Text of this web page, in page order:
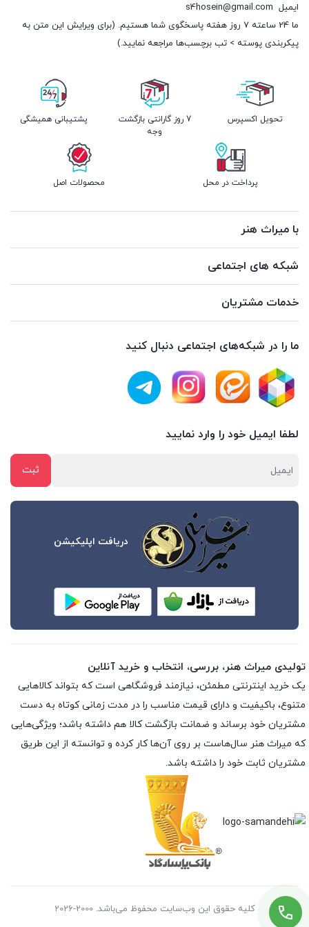
ایمیل s4hosein@gmail.com
ما 24 ساعته 7 روز هفته پاسخگوی شما هستیم. (برای ویرایش این متن به
پیکربندی پوسته > تب برچسب‌ها مراجعه نمایید.)
تحویل اکسپرس
7 روز گارانتی بازگشت
وجه
پشتیبانی همیشگی
پرداخت در محل محصولات اصل
با میراث هنر
شبکه های اجتماعی
خدمات مشتریان
ما را در شبکه‌های اجتماعی دنبال کنید
لطفا ایمیل خود را وارد نمایید
دریافت اپلیکیشن
تولیدی میراث هنر، بررسی، انتخاب و خرید آنلاین
یک خرید اینترنتی مطمئن، نیازمند فروشگاهی است که بتواند کالاهایی
متنوع، باکیفیت و دارای قیمت مناسب را در مدت زمانی کوتاه به دست
مشتریان خود برساند و ضمانت بازگشت کالا هم داشته باشد؛ ویژگی‌هایی
که میراث هنر سال‌هاست بر روی آن‌ها کار کرده و توانسته از این طریق
مشتریان ثابت خود را داشته باشد.
کلیه حقوق این وب‌سایت محفوظ می‌باشد. 2000-2026